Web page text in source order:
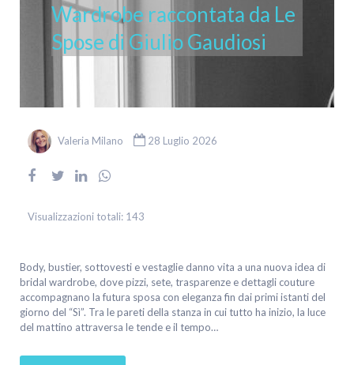
Wardrobe raccontata da Le
Spose di Giulio Gaudiosi
Valeria Milano 28 Luglio 2026
Visualizzazioni totali: 143
Body, bustier, sottovesti e vestaglie danno vita a una nuova idea di
bridal wardrobe, dove pizzi, sete, trasparenze e dettagli couture
accompagnano la futura sposa con eleganza fin dai primi istanti del
giorno del “Sì”. Tra le pareti della stanza in cui tutto ha inizio, la luce
del mattino attraversa le tende e il tempo…